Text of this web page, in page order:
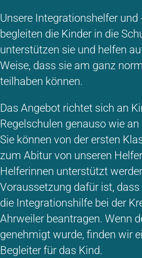
Unsere Integrationshelfer und
begleiten die Kinder in die
unterstützen sie und helfen
Weise, dass sie am ganz
teilhaben können.
Das Angebot richtet sich an
Regelschulen genauso wie
Sie können von der ersten
zum Abitur von unseren
Helferinnen unterstützt
Voraussetzung dafür ist,
die Integrationshilfe bei der
Ahrweiler beantragen. Wenn
genehmigt wurde, finden wir
Begleiter für das Kind.